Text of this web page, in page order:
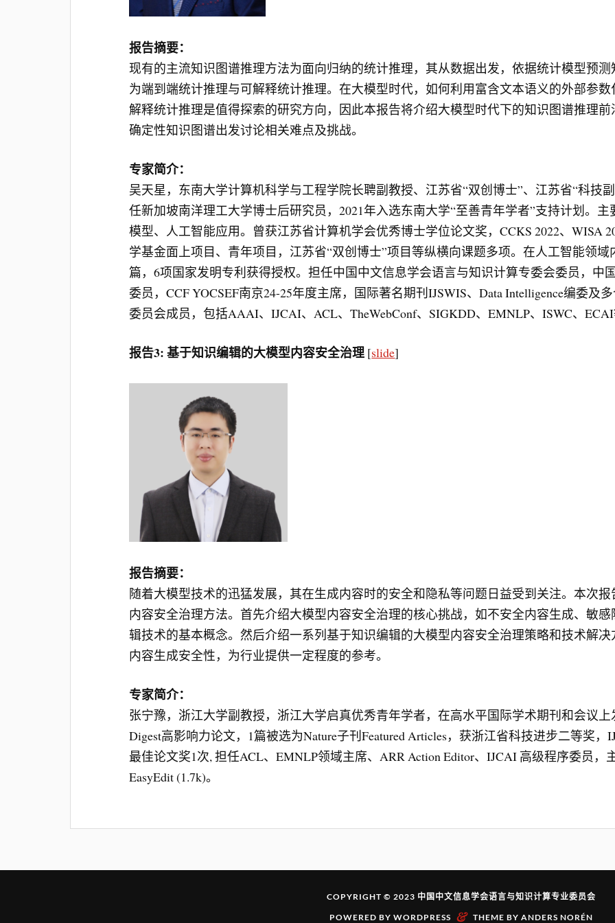
报告摘要：
现有的主流知识图谱推理方法为面向归纳的统计推理，其从数据出发，依据统计模型预
为端到端统计推理与可解释统计推理。在大模型时代，如何利用富含文本语义的外部参
解释统计推理是值得探索的研究方向，因此本报告将介绍大模型时代下的知识图谱推理
确定性知识图谱出发讨论相关难点及挑战。
专家简介：
吴天星，东南大学计算机科学与工程学院长聘副教授、江苏省“双创博士”、江苏省“科技
任新加坡南洋理工大学博士后研究员，2021年入选东南大学“至善青年学者”支持计划。
模型、人工智能应用。曾获江苏省计算机学会优秀博士学位论文奖，CCKS 2022、WISA
学基金面上项目、青年项目，江苏省“双创博士”项目等纵横向课题多项。在人工智能领
篇，6项国家发明专利获得授权。担任中国中文信息学会语言与知识计算专委会委员，中
委员，CCF YOCSEF南京24-25年度主席，国际著名期刊IJSWIS、Data Intelligence编委及
委员会成员，包括AAAI、IJCAI、ACL、TheWebConf、SIGKDD、EMNLP、ISWC、
报告3: 基于知识编辑的大模型内容安全治理 [slide]
报告摘要：
随着大模型技术的迅猛发展，其在生成内容时的安全和隐私等问题日益受到关注。本次
内容安全治理方法。首先介绍大模型内容安全治理的核心挑战，如不安全内容生成、敏
辑技术的基本概念。然后介绍一系列基于知识编辑的大模型内容安全治理策略和技术解
内容生成安全性，为行业提供一定程度的参考。
专家简介：
张宁豫，浙江大学副教授，浙江大学启真优秀青年学者，在高水平国际学术期刊和会议上
Digest高影响力论文，1篇被选为Nature子刊Featured Articles，获浙江省科技进步二等奖
最佳论文奖1次, 担任ACL、EMNLP领域主席、ARR Action Editor、IJCAI 高级程序委员
EasyEdit (1.7k)。
COPYRIGHT © 2023 中国中文信息学会语言与知识计算专业委员会
POWERED BY WORDPRESS & THEME BY ANDERS NORÉN